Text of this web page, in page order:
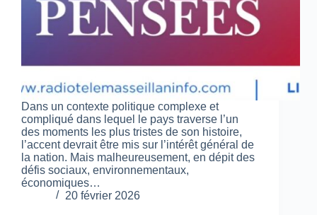
Dans un contexte politique complexe et
compliqué dans lequel le pays traverse l’un
des moments les plus tristes de son histoire,
l’accent devrait être mis sur l’intérêt général de
la nation. Mais malheureusement, en dépit des
défis sociaux, environnementaux,
économiques…
20 février 2026